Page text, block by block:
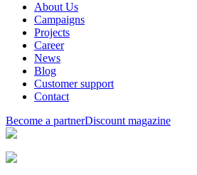
About Us
Campaigns
Projects
Career
News
Blog
Customer support
Contact
Become a partnerDiscount magazine